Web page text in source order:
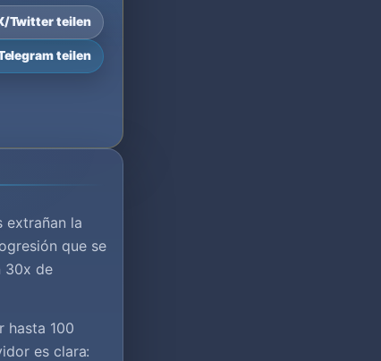
Twitter teilen
teilen
extrañan la
que se
30x de
hasta 100
es clara: